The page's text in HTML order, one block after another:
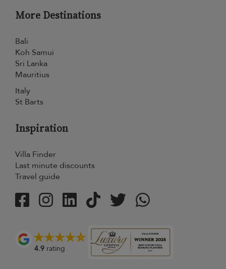
More Destinations
Bali
Koh Samui
Sri Lanka
Mauritius
Italy
St Barts
Inspiration
Villa Finder
Last minute discounts
Travel guide
4.9 rating